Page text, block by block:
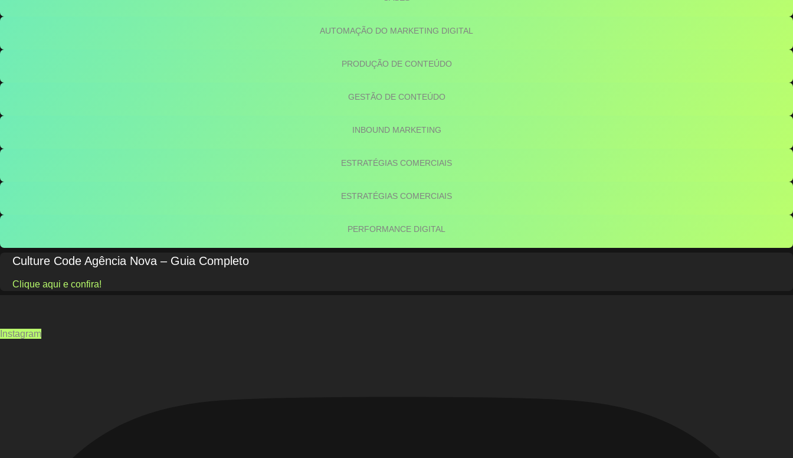
AUTOMAÇÃO DO MARKETING DIGITAL
PRODUÇÃO DE CONTEÚDO
GESTÃO DE CONTEÚDO
INBOUND MARKETING
ESTRATÉGIAS COMERCIAIS
ESTRATÉGIAS COMERCIAIS
PERFORMANCE DIGITAL
Culture Code Agência Nova – Guia Completo
Clique aqui e confira!
Instagram